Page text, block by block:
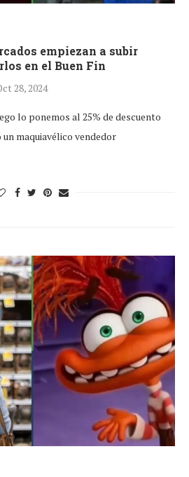
empiezan a subir
en el Buen Fin
28, 2024
lo ponemos al 25% de descuento
un maquiavélico vendedor